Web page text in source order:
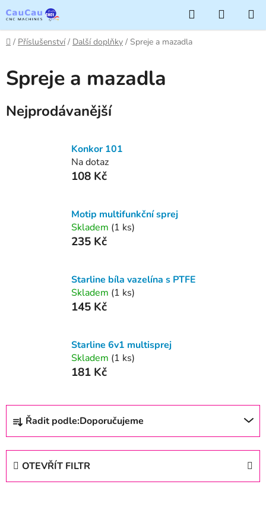
na
obsah
Hledat
KOŠÍK
Domů
/ Příslušenství / Další doplňky / Spreje a mazadla
Spreje a mazadla
Nejprodávanější
Konkor 101
Na dotaz
108 Kč
Motip multifunkční sprej
Skladem (1 ks)
235 Kč
Starline bíla vazelína s PTFE
Skladem (1 ks)
145 Kč
Starline 6v1 multisprej
Skladem (1 ks)
181 Kč
Ř
z
Řadit podle:Doporučujeme
OTEVŘÍT FILTR